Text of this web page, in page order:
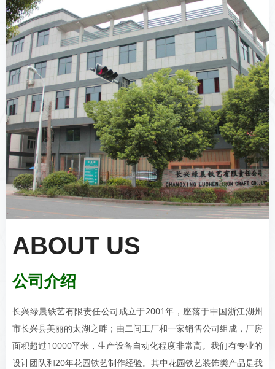
ABOUT US
公司介绍
长兴绿晨铁艺有限责任公司成立于2001年，座落于中国浙江湖州
市长兴县美丽的太湖之畔；由二间工厂和一家销售公司组成，厂房
面积超过10000平米，生产设备自动化程度非常高。我们有专业的
设计团队和20年花园铁艺制作经验。其中花园铁艺装饰类产品是我